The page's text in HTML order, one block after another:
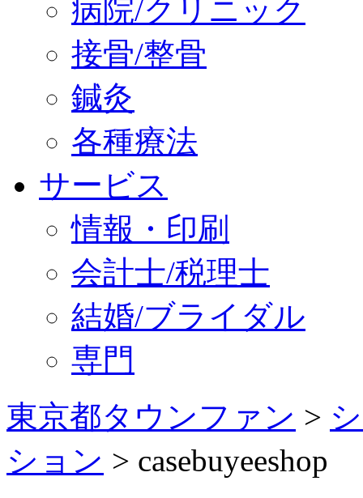
病院/クリニック
接骨/整骨
鍼灸
各種療法
サービス
情報・印刷
会計士/税理士
結婚/ブライダル
専門
東京都タウンファン >
ション > casebuyeeshop